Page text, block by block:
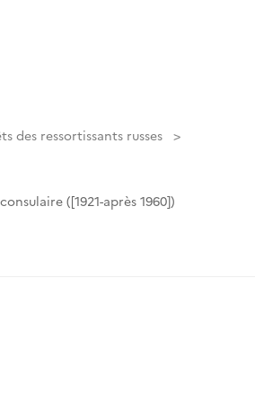
des ressortissants russes
([1921-après 1960])